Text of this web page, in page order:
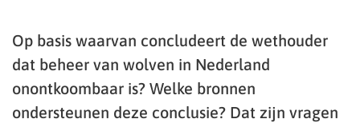
Op basis waarvan concludeert de wethouder
dat beheer van wolven in Nederland
onontkoombaar is? Welke bronnen
ondersteunen deze conclusie? Dat zijn vragen